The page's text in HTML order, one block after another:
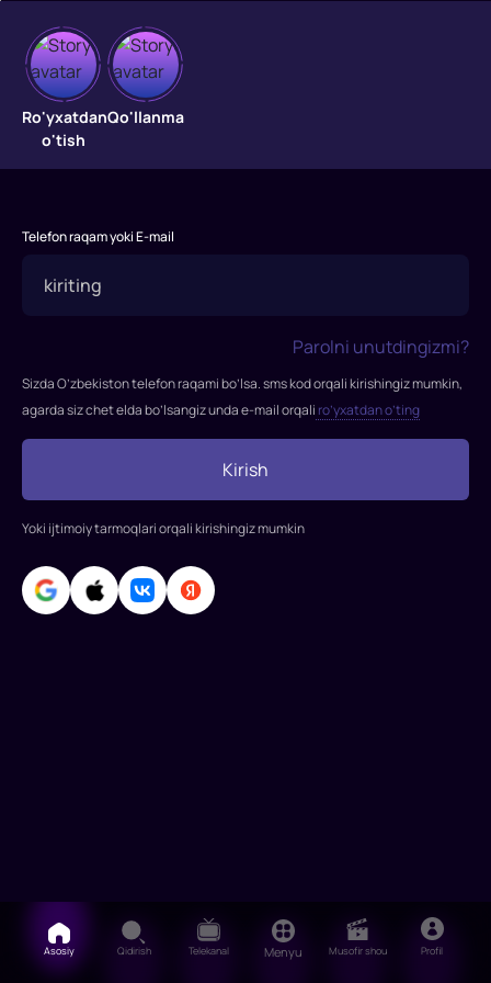
Sehrgarlar
guruh
kuzatish
lagerga
tunda
g'alati
yorug'lik
paydo
bo'ladigan
Ro'yxatdan
o'tish
Qo'llanma
Telefon raqam yoki E-mail
Parolni unutdingizmi?
Sizda O’zbekiston telefon raqami bo’lsa. sms kod orqali kirishingiz mumkin,
agarda siz chet elda bo’lsangiz unda e-mail orqali ro’yxatdan o’ting
Kirish
Yoki ijtimoiy tarmoqlari orqali kirishingiz mumkin
Asosiy Qidirish Telekanal Menyu Musofir shou Profil